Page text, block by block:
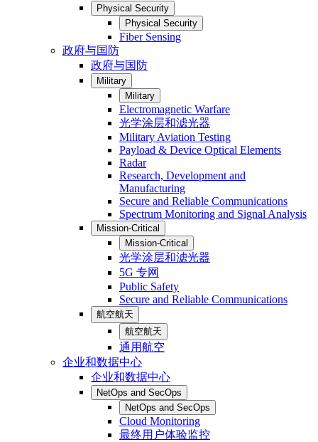
Physical Security
Physical Security
Fiber Sensing
政府与国防
政府与国防
Military
Military
Electromagnetic Warfare
光学涂层和滤光器
Military Aviation Testing
Payload & Device Optical Elements
Radar
Research, Development and
Manufacturing
Secure and Reliable Communications
Spectrum Monitoring and Signal Analysis
Mission-Critical
Mission-Critical
光学涂层和滤光器
5G 专网
Public Safety
Secure and Reliable Communications
航空航天
航空航天
通用航空
企业和数据中心
企业和数据中心
NetOps and SecOps
NetOps and SecOps
Cloud Monitoring
最终用户体验监控